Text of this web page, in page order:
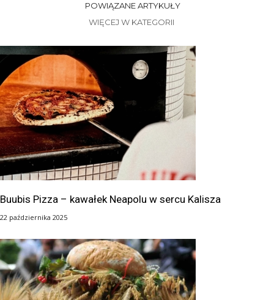
POWIĄZANE ARTYKUŁY
WIĘCEJ W KATEGORII
Buubis Pizza – kawałek Neapolu w sercu Kalisza
22 października 2025